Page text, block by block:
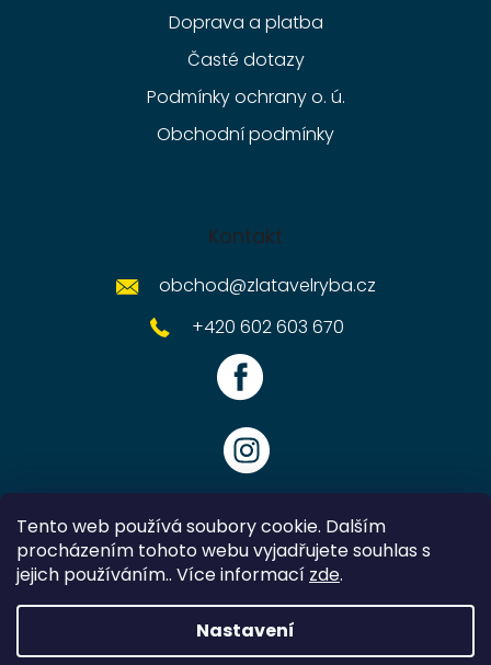
Tento web používá soubory cookie. Dalším
procházením tohoto webu vyjadřujete souhlas s
jejich používáním.. Více informací zde.
Nastavení
Doprava a platba
Časté dotazy
Podmínky ochrany o. ú.
Obchodní podmínky
Kontakt
obchod@zlatavelryba.cz
+420 602 603 670
Vytvořil Shoptet